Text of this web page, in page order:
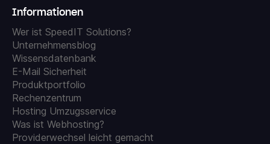
Informationen
Wer ist SpeedIT Solutions?
Unternehmensblog
Wissensdatenbank
E-Mail Sicherheit
Produktportfolio
Rechenzentrum
Hosting Umzugsservice
Was ist Webhosting?
Providerwechsel leicht gemacht